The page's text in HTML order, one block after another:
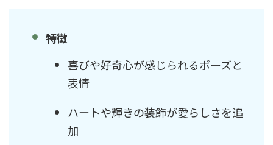
特徴
喜びや好奇心が感じられるポーズと
表情
ハートや輝きの装飾が愛らしさを追
加